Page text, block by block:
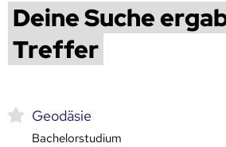
Deine Suche
Treffer
Geodäsie
Bachelorstudium